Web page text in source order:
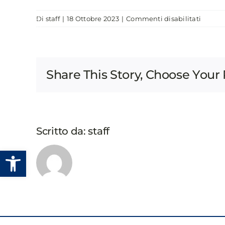
Apri la barra degli strumenti
Di staff | 18 Ottobre 2023 | Commenti disabilitati
Share This Story, Choose
Scritto da:staff